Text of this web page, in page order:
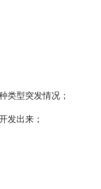
类型突发情况；
发出来；